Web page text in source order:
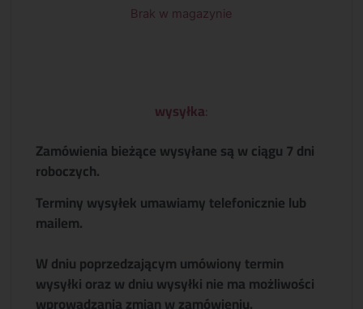
Brak w magazynie
wysyłka:
Zamówienia bieżące wysyłane są w ciągu 7 dni
roboczych.
Terminy wysyłek umawiamy telefonicznie lub
mailem.
W dniu poprzedzającym umówiony termin
wysyłki oraz w dniu wysyłki nie ma możliwości